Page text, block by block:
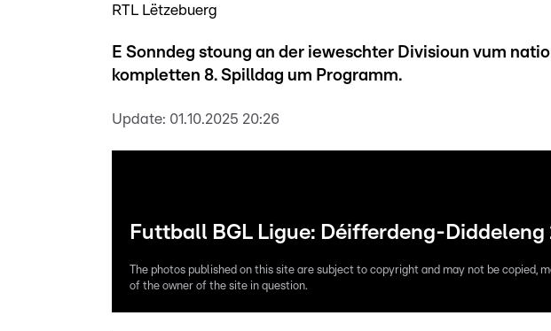
RTL Lëtzebuerg
E Sonndeg stoung an der ieweschter Divisioun vum
kompletten 8. Spilldag um Programm.
Update: 01.10.2025 20:26
Futtball BGL Ligue: Déifferdeng-Diddeleng
The photos published on this site are subject to copyright and may not be copied,
of the owner of the site in question.